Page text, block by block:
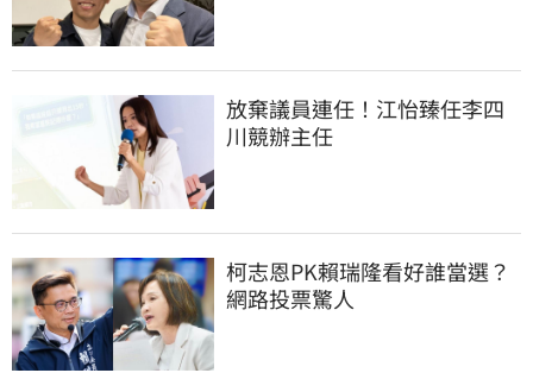
放棄議員連任！江怡臻任李四
川競辦主任
柯志恩PK賴瑞隆看好誰當選？
網路投票驚人